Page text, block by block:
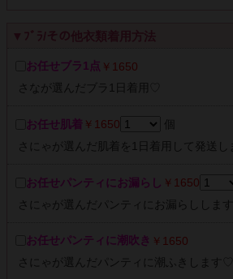
▼ﾌﾞﾗ/その他衣類着用方法
お任せブラ1点 ￥1650
さなが選んだブラ1日着用♡
お任せ肌着 ￥1650
個
さにゃが選んだ肌着を1日着用して発送し
お任せパンティにお漏らし ￥1650
さにゃが選んだパンティにお漏らししま
お任せパンティに潮吹き ￥1650
さにゃが選んだパンティに潮ふきします